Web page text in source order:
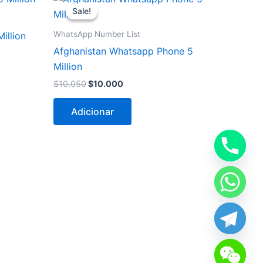
Sale!
Sale!
WhatsApp Number List
Afghanistan Whatsapp Phone 5
Million
$10.050
preço
original
$10.050.
$10.000
preço
$10.000.
Adicionar